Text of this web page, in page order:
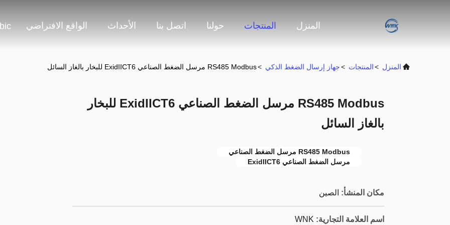
المنزل المنتجات حولنا اتصل بنا الأحداث الواقع الافتراضي
المنزل >المنتجات >جهاز إرسال الضغط الذكي >RS485 Modbus مرسل الضغط الصناعي ExidIICT6 للبخار بالغاز السائل
RS485 Modbus مرسل الضغط الصناعي ExidIICT6 للبخار
بالغاز السائل
RS485 Modbus مرسل الضغط الصناعي
مرسل الضغط الصناعي ExidIICT6
مكان المنشأ: الصين
اسم العلامة التجارية: WNK